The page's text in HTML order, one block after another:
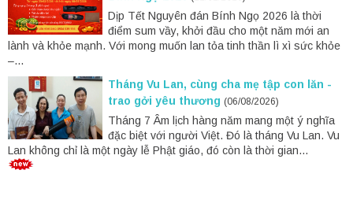
Dịp Tết Nguyên đán Bính Ngọ 2026 là thời
điểm sum vầy, khởi đầu cho một năm mới an
lành và khỏe mạnh. Với mong muốn lan tỏa tinh thần lì xì sức khỏe
–...
Tháng Vu Lan, cùng cha mẹ tập con lăn -
trao gởi yêu thương (06/08/2026)
Tháng 7 Âm lịch hàng năm mang một ý nghĩa
đặc biệt với người Việt. Đó là tháng Vu Lan. Vu
Lan không chỉ là một ngày lễ Phật giáo, đó còn là thời gian...